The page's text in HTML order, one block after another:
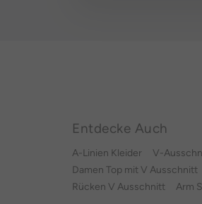
Entdecke Auch
A-Linien Kleider V-
Damen Top mit V Ausschnitt
Rücken V Ausschnitt
Arm